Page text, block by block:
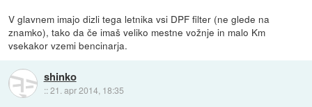
V glavnem imajo dizli tega letnika vsi DPF filter (ne glede na
znamko), tako da če imaš veliko mestne vožnje in malo Km
vsekakor vzemi bencinarja.
shinko
::21. apr 2014, 18:35